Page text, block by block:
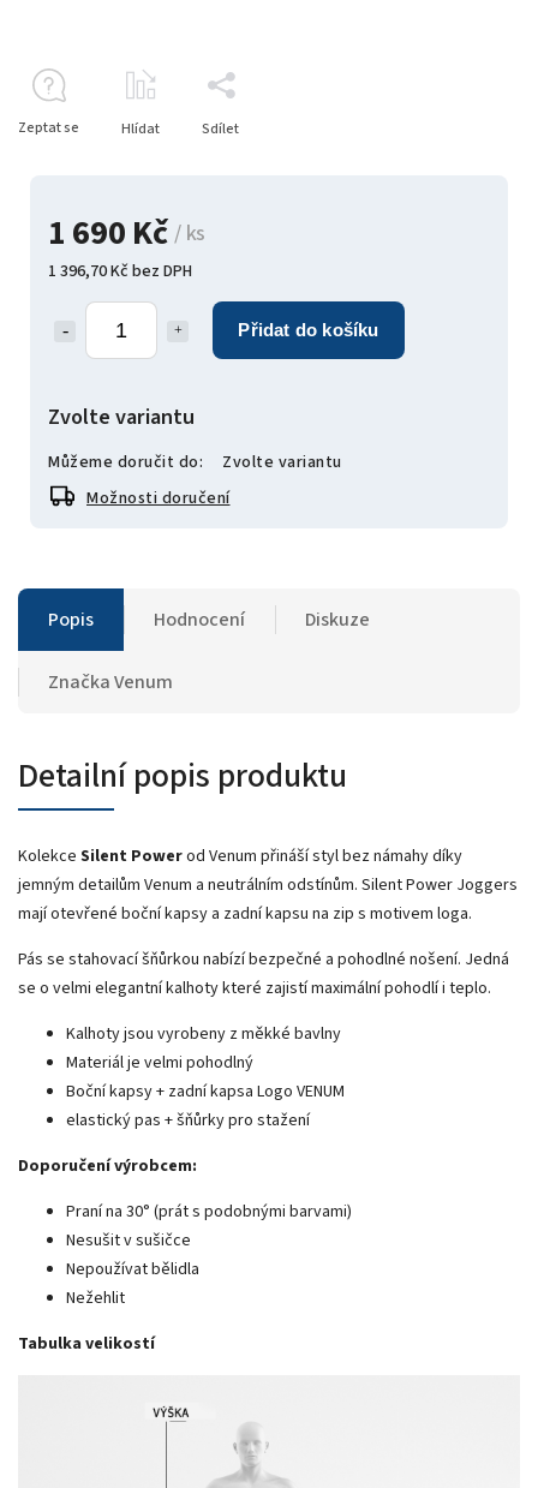
1 690 Kč/ ks
1 396,70 Kč bez DPH
Přidat do košíku
Zvolte variantu
Můžeme doručit do:
Zvolte variantu
Možnosti doručení
Zeptat se Hlídat Sdílet
Popis Hodnocení Diskuze
ZnačkaVenum
Detailní popis produktu
Kolekce Silent Powerod Venum přináší styl bez námahy díky
jemným detailům Venum a neutrálním odstínům. Silent Power Joggers
mají otevřené boční kapsy a zadní kapsu na zip s motivem loga.
Pás se stahovací šňůrkou nabízí bezpečné a pohodlné nošení. Jedná
se o velmi elegantní kalhoty které zajistí maximální pohodlí i teplo.
Kalhoty jsou vyrobeny z měkké bavlny
Materiál je velmi pohodlný
Boční kapsy + zadní kapsa Logo VENUM
elastický pas + šňůrky pro stažení
Doporučení výrobcem:
Praní na 30° (prát s podobnými barvami)
Nesušit v sušičce
Nepoužívat bělidla
Nežehlit
Tabulka velikostí